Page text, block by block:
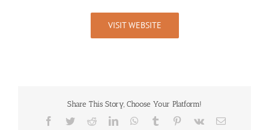
VISIT WEBSITE
Share This Story, Choose Your Platform!
Facebook
TwitterRedditLinkedInWhatsApp
Tumblr Pinterest
Vk Email